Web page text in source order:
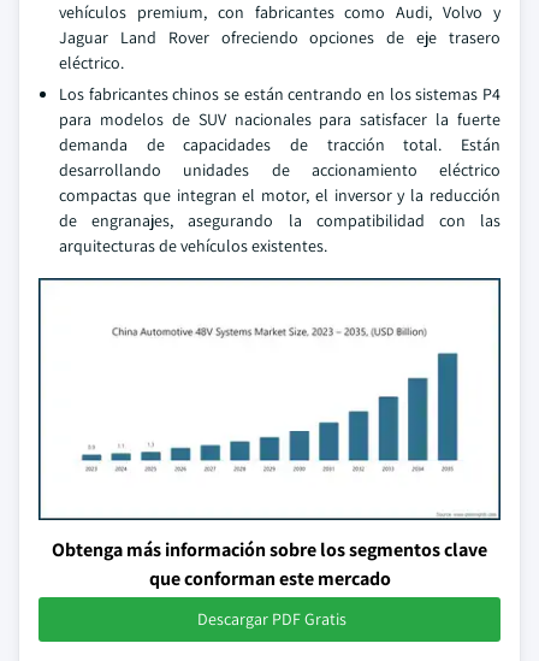
vehículos premium, con fabricantes como Audi, Volvo y
Jaguar Land Rover ofreciendo opciones de eje trasero
eléctrico.
Los fabricantes chinos se están centrando en los sistemas P4
para modelos de SUV nacionales para satisfacer la fuerte
demanda de capacidades de tracción total. Están
desarrollando unidades de accionamiento eléctrico
compactas que integran el motor, el inversor y la reducción
de engranajes, asegurando la compatibilidad con las
arquitecturas de vehículos existentes.
Obtenga más información sobre los segmentos clave
que conforman este mercado
Descargar PDF Gratis